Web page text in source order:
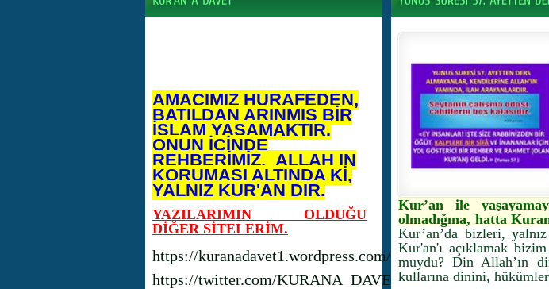
AMACIMIZ HURAFEDEN,
BATILDAN ARINMIŞ BİR
İSLAM YAŞAMAKTIR.
ONUN İÇİNDE
REHBERİMİZ, ALLAH IN
KORUMASI ALTINDA Kİ,
YALNIZ KUR'AN DIR.
YAZILARIMIN OLDUĞU
DİĞER SİTELERİM.
https://kuranadavet1.wordpress.com/
https://twitter.com/KURANA_DAVET
Kur’an ile
olmadığına, hatta
Kur’an’da bizleri, yalnız
Kur'an'ı açıklamak
muydu? Din Allah’ın
kullarına dinini,